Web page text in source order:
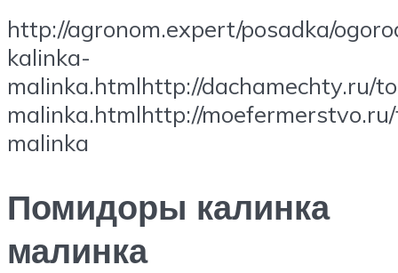
http://agronom.expert/posadka/
kalinka-
malinka.htmlhttp://dachamechty.ru/
malinka.htmlhttp://
malinka
Помидоры калинка
малинка